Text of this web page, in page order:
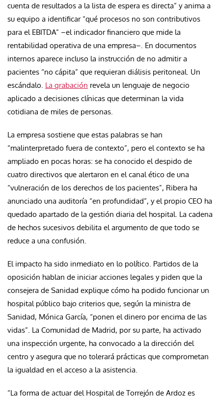
cuenta de resultados a la lista de espera es directa” y anima a
su equipo a identificar “qué procesos no son contributivos
para el EBITDA” –el indicador financiero que mide la
rentabilidad operativa de una empresa–. En documentos
internos aparece incluso la instrucción de no admitir a
pacientes “no cápita” que requieran diálisis peritoneal. Un
escándalo. La grabación revela un lenguaje de negocio
aplicado a decisiones clínicas que determinan la vida
cotidiana de miles de personas.
La empresa sostiene que estas palabras se han
“malinterpretado fuera de contexto”, pero el contexto se ha
ampliado en pocas horas: se ha conocido el despido de
cuatro directivos que alertaron en el canal ético de una
“vulneración de los derechos de los pacientes”, Ribera ha
anunciado una auditoría “en profundidad”, y el propio CEO ha
quedado apartado de la gestión diaria del hospital. La cadena
de hechos sucesivos debilita el argumento de que todo se
reduce a una confusión.
El impacto ha sido inmediato en lo político. Partidos de la
oposición hablan de iniciar acciones legales y piden que la
consejera de Sanidad explique cómo ha podido funcionar un
hospital público bajo criterios que, según la ministra de
Sanidad, Mónica García, “ponen el dinero por encima de las
vidas”. La Comunidad de Madrid, por su parte, ha activado
una inspección urgente, ha convocado a la dirección del
centro y asegura que no tolerará prácticas que comprometan
la igualdad en el acceso a la asistencia.
“La forma de actuar del Hospital de Torrejón de Ardoz es